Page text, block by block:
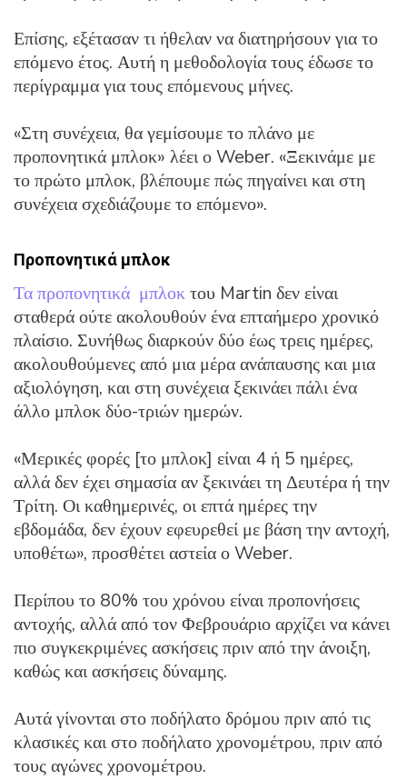
Επίσης, εξέτασαν τι ήθελαν να διατηρήσουν για το
επόμενο έτος. Αυτή η μεθοδολογία τους έδωσε το
περίγραμμα για τους επόμενους μήνες.
«Στη συνέχεια, θα γεμίσουμε το πλάνο με
προπονητικά μπλοκ» λέει ο Weber. «Ξεκινάμε με
το πρώτο μπλοκ, βλέπουμε πώς πηγαίνει και στη
συνέχεια σχεδιάζουμε το επόμενο».
Προπονητικά μπλοκ
Τα προπονητικά μπλοκτου Martin δεν είναι
σταθερά ούτε ακολουθούν ένα επταήμερο χρονικό
πλαίσιο. Συνήθως διαρκούν δύο έως τρεις ημέρες,
ακολουθούμενες από μια μέρα ανάπαυσης και μια
αξιολόγηση, και στη συνέχεια ξεκινάει πάλι ένα
άλλο μπλοκ δύο-τριών ημερών.
«Μερικές φορές [το μπλοκ] είναι 4 ή 5 ημέρες,
αλλά δεν έχει σημασία αν ξεκινάει τη Δευτέρα ή την
Τρίτη. Οι καθημερινές, οι επτά ημέρες την
εβδομάδα, δεν έχουν εφευρεθεί με βάση την αντοχή,
υποθέτω», προσθέτει αστεία ο Weber.
Περίπου το 80% του χρόνου είναι προπονήσεις
αντοχής, αλλά από τον Φεβρουάριο αρχίζει να κάνει
πιο συγκεκριμένες ασκήσεις πριν από την άνοιξη,
καθώς και ασκήσεις δύναμης.
Αυτά γίνονται στο ποδήλατο δρόμου πριν από τις
κλασικές και στο ποδήλατο χρονομέτρου, πριν από
τους αγώνες χρονομέτρου.